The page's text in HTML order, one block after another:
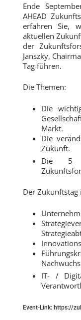
Ende
AHEAD
erfahren Sie,
aktuellen
der
Janszky,
Tag führen.
Die Themen:
Die
Markt.
Die
Zukunft.
Die 5
Der
IT- /
Event-Link: https://